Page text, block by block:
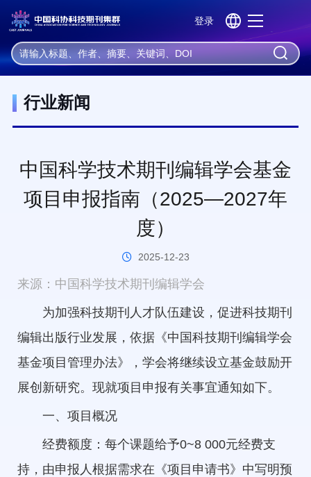
机器学习 深度学习 神经网络 自然语言处理
登录
首 页 资 讯 行业新闻
行业新闻
中国科学技术期刊编辑学会基金
项目申报指南（2025—2027年
度）
2025-12-23
来源：中国科学技术期刊编辑学会
为加强科技期刊人才队伍建设，促进科技期刊
编辑出版行业发展，依据《中国科技期刊编辑学会
基金项目管理办法》，学会将继续设立基金鼓励开
展创新研究。现就项目申报有关事宜通知如下。
一、项目概况
经费额度：每个课题给予0~8 000元经费支
持，由申报人根据需求在《项目申请书》中写明预